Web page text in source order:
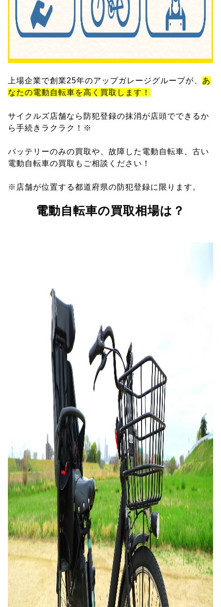
上場企業で創業25年のアップガレージグループが、 あ
なたの電動自転車を高く買取します！
サイクルズ店舗なら防犯登録の抹消が店頭でできるか
ら手続きラクラク！※
バッテリーのみの買取や、故障した電動自転車、古い
電動自転車の買取もご相談ください！
※店舗が位置する都道府県の防犯登録に限ります。
電動自転車の買取相場は？